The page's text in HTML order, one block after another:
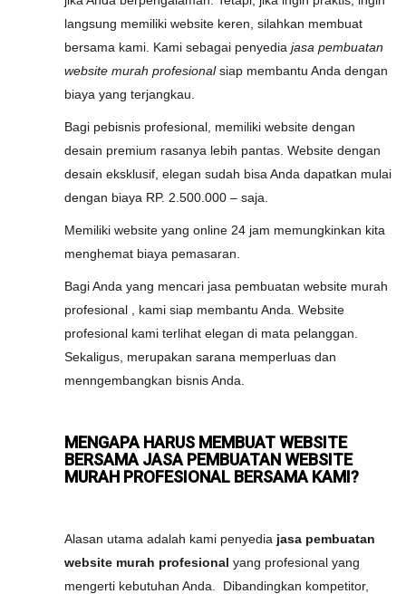
langsung memiliki website keren, silahkan membuat
bersama kami. Kami sebagai penyedia jasa pembuatan
website murah profesionalsiap membantu Anda dengan
biaya yang terjangkau.
Bagi pebisnis profesional, memiliki website dengan
desain premium rasanya lebih pantas. Website dengan
desain eksklusif, elegan sudah bisa Anda dapatkan mulai
dengan biaya RP. 2.500.000 – saja.
Memiliki website yang online 24 jam memungkinkan kita
menghemat biaya pemasaran.
Bagi Anda yang mencari jasa pembuatan website murah
profesional , kami siap membantu Anda. Website
profesional kami terlihat elegan di mata pelanggan.
Sekaligus, merupakan sarana memperluas dan
menngembangkan bisnis Anda.
MENGAPA HARUS MEMBUAT WEBSITE
BERSAMA JASA PEMBUATAN WEBSITE
MURAH PROFESIONAL BERSAMA KAMI?
Alasan utama adalah kami penyedia jasa pembuatan
website murah profesional yang profesional yang
mengerti kebutuhan Anda. Dibandingkan kompetitor,